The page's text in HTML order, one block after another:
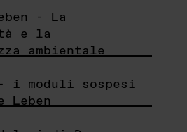
- La
e la
ambientale
i moduli sospesi
Leben